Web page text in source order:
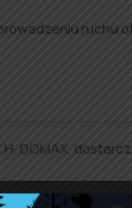
ruchu
DOMAX,